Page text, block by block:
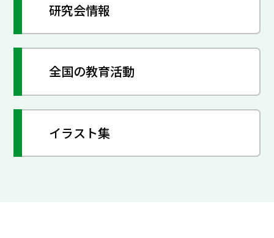
研究会情報
全国の教育活動
イラスト集